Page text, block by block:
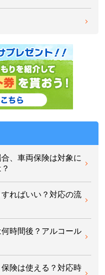
、車両保険は対象に
ればいい？対応の流
時間後？アルコール
険は使える？対応時